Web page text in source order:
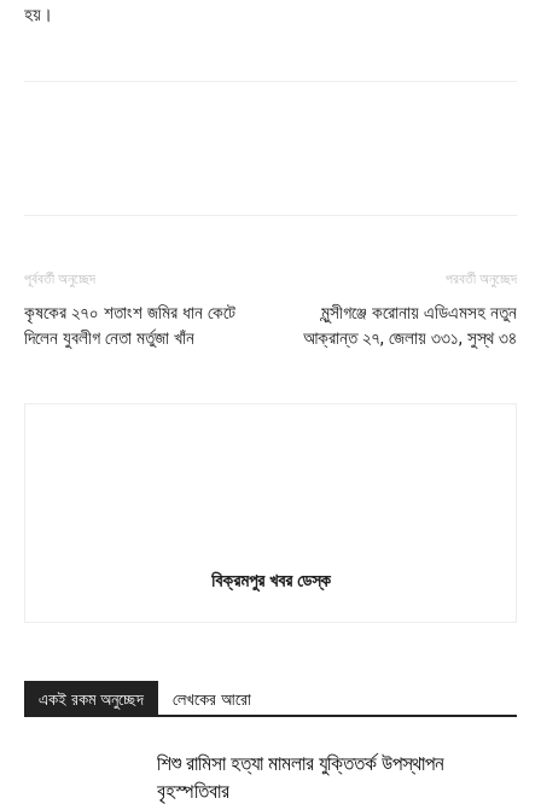
হয়।
পূর্ববর্তী অনুচ্ছেদ
কৃষকের ২৭০ শতাংশ জমির ধান কেটে
দিলেন যুবলীগ নেতা মর্তুজা খাঁন
পরবর্তী অনুচ্ছেদ
মুন্সীগঞ্জে করোনায় এডিএমসহ নতুন
আক্রান্ত ২৭, জেলায় ৩৩১, সুস্থ ৩৪
বিক্রমপুর খবর ডেস্ক
একই রকম অনুচ্ছেদ লেখকের আরো
শিশু রামিসা হত্যা মামলার যুক্তিতর্ক উপস্থাপন
বৃহস্পতিবার